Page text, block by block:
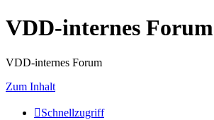
VDD-internes Forum
VDD-internes Forum
Zum Inhalt
Schnellzugriff